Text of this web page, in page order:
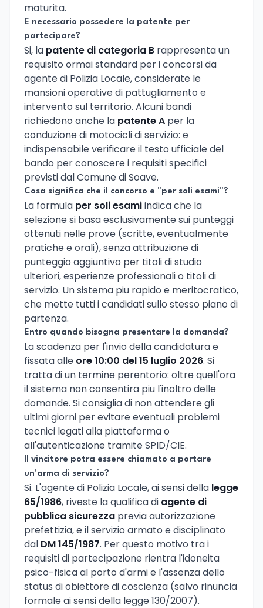
maturita.
E necessario possedere la patente per
partecipare?
Si, la patente di categoria B rappresenta un
requisito ormai standard per i concorsi da
agente di Polizia Locale, considerate le
mansioni operative di pattugliamento e
intervento sul territorio. Alcuni bandi
richiedono anche la patente A per la
conduzione di motocicli di servizio: e
indispensabile verificare il testo ufficiale del
bando per conoscere i requisiti specifici
previsti dal Comune di Soave.
Cosa significa che il concorso e "per soli esami"?
La formula per soli esamiindica che la
selezione si basa esclusivamente sui punteggi
ottenuti nelle prove (scritte, eventualmente
pratiche e orali), senza attribuzione di
punteggio aggiuntivo per titoli di studio
ulteriori, esperienze professionali o titoli di
servizio. Un sistema piu rapido e meritocratico,
che mette tutti i candidati sullo stesso piano di
partenza.
Entro quando bisogna presentare la domanda?
La scadenza per l'invio della candidatura e
fissata alle ore 10:00 del 15 luglio 2026. Si
tratta di un termine perentorio: oltre quell'ora
il sistema non consentira piu l'inoltro delle
domande. Si consiglia di non attendere gli
ultimi giorni per evitare eventuali problemi
tecnici legati alla piattaforma o
all'autenticazione tramite SPID/CIE.
Il vincitore potra essere chiamato a portare
un'arma di servizio?
Si. L'agente di Polizia Locale, ai sensi della legge
65/1986, riveste la qualifica di agente di
pubblica sicurezza previa autorizzazione
prefettizia, e il servizio armato e disciplinato
dal DM 145/1987. Per questo motivo tra i
requisiti di partecipazione rientra l'idoneita
psico-fisica al porto d'armi e l'assenza dello
status di obiettore di coscienza (salvo rinuncia
formale ai sensi della legge 130/2007).